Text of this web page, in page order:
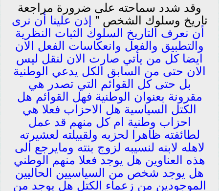
وقد شدد سماحته على ضرورة مراجعة
تاريخ وسلوك الشخص ” إذن علينا أن نرى
أن نعرف التاريخ السلوك الثبات النظرية
والتطبيق والفعل وانعكاسات الفعل الان
ايضا كل من يأتي صارت الان لنقل ليس
الان حتى من السابق الكل يدعي الوطنية
بل حتى كل القوائم التي تصدر هي
مقرونة بعنوان الوطنية فهل القوائم هل
الكتل السياسية هل الاحزاب فعلا هي
احزاب وطنية ام كل منهم قد عمل
لطائفته ظاهرا لحزبه ولقبيلته لعشيرته
لاهله لابنه لنسيبه لزوج بنته ومايرجع الى
هذه العناوين هل يوجد فعلا منهم الوطني
هل يوجد شخص من السياسيين الحاليين
الموجودين من زعماء الكتل هل يوجد من